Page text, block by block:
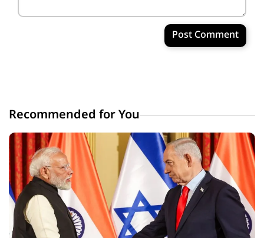
Post Comment
Recommended for You